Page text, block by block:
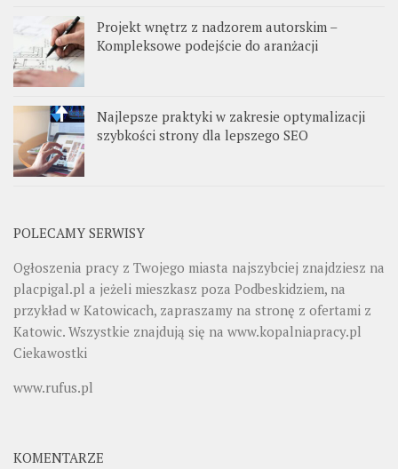
Projekt wnętrz z nadzorem autorskim –
Kompleksowe podejście do aranżacji
Najlepsze praktyki w zakresie optymalizacji
szybkości strony dla lepszego SEO
POLECAMY SERWISY
Ogłoszenia pracy z Twojego miasta najszybciej znajdziesz na
placpigal.pl a jeżeli mieszkasz poza Podbeskidziem, na
przykład w Katowicach, zapraszamy na stronę z ofertami z
Katowic. Wszystkie znajdują się na www.kopalniapracy.pl
Ciekawostki
www.rufus.pl
KOMENTARZE